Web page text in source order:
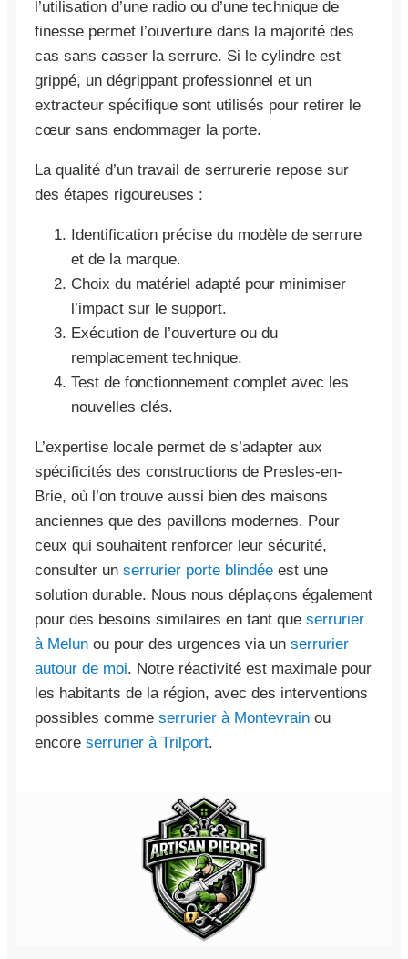
l’utilisation d’une radio ou d’une technique de
finesse permet l’ouverture dans la majorité des
cas sans casser la serrure. Si le cylindre est
grippé, un dégrippant professionnel et un
extracteur spécifique sont utilisés pour retirer le
cœur sans endommager la porte.
La qualité d’un travail de serrurerie repose sur
des étapes rigoureuses :
Identification précise du modèle de serrure
et de la marque.
Choix du matériel adapté pour minimiser
l’impact sur le support.
Exécution de l’ouverture ou du
remplacement technique.
Test de fonctionnement complet avec les
nouvelles clés.
L’expertise locale permet de s’adapter aux
spécificités des constructions de Presles-en-
Brie, où l’on trouve aussi bien des maisons
anciennes que des pavillons modernes. Pour
ceux qui souhaitent renforcer leur sécurité,
consulter un serrurier porte blindée est une
solution durable. Nous nous déplaçons également
pour des besoins similaires en tant que serrurier
à Melun ou pour des urgences via un serrurier
autour de moi. Notre réactivité est maximale pour
les habitants de la région, avec des interventions
possibles comme serrurier à Montevrain ou
encore serrurier à Trilport.